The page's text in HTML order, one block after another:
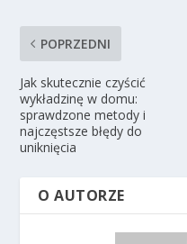
POPRZEDNI
Jak skutecznie czyścić
wykładzinę w domu:
sprawdzone metody i
najczęstsze błędy do
uniknięcia
O AUTORZE